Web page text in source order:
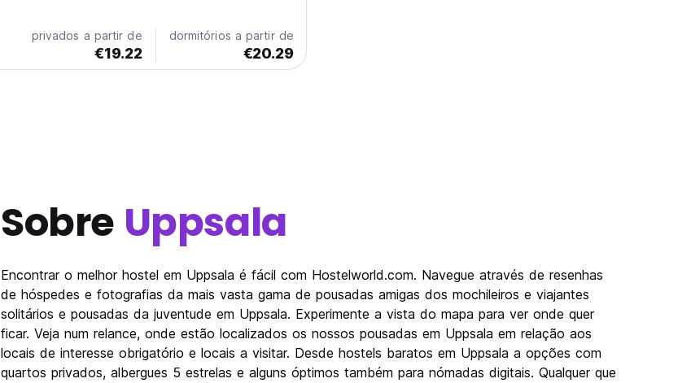
privados a partir de
€19.22
dormitórios a partir de
€20.29
Sobre Uppsala
Encontrar o melhor hostel em Uppsala é fácil com Hostelworld.com. Navegue através de resenhas
de hóspedes e fotografias da mais vasta gama de pousadas amigas dos mochileiros e viajantes
solitários e pousadas da juventude em Uppsala. Experimente a vista do mapa para ver onde quer
ficar. Veja num relance, onde estão localizados os nossos pousadas em Uppsala em relação aos
locais de interesse obrigatório e locais a visitar. Desde hostels baratos em Uppsala a opções com
quartos privados, albergues 5 estrelas e alguns óptimos também para nómadas digitais. Qualquer que